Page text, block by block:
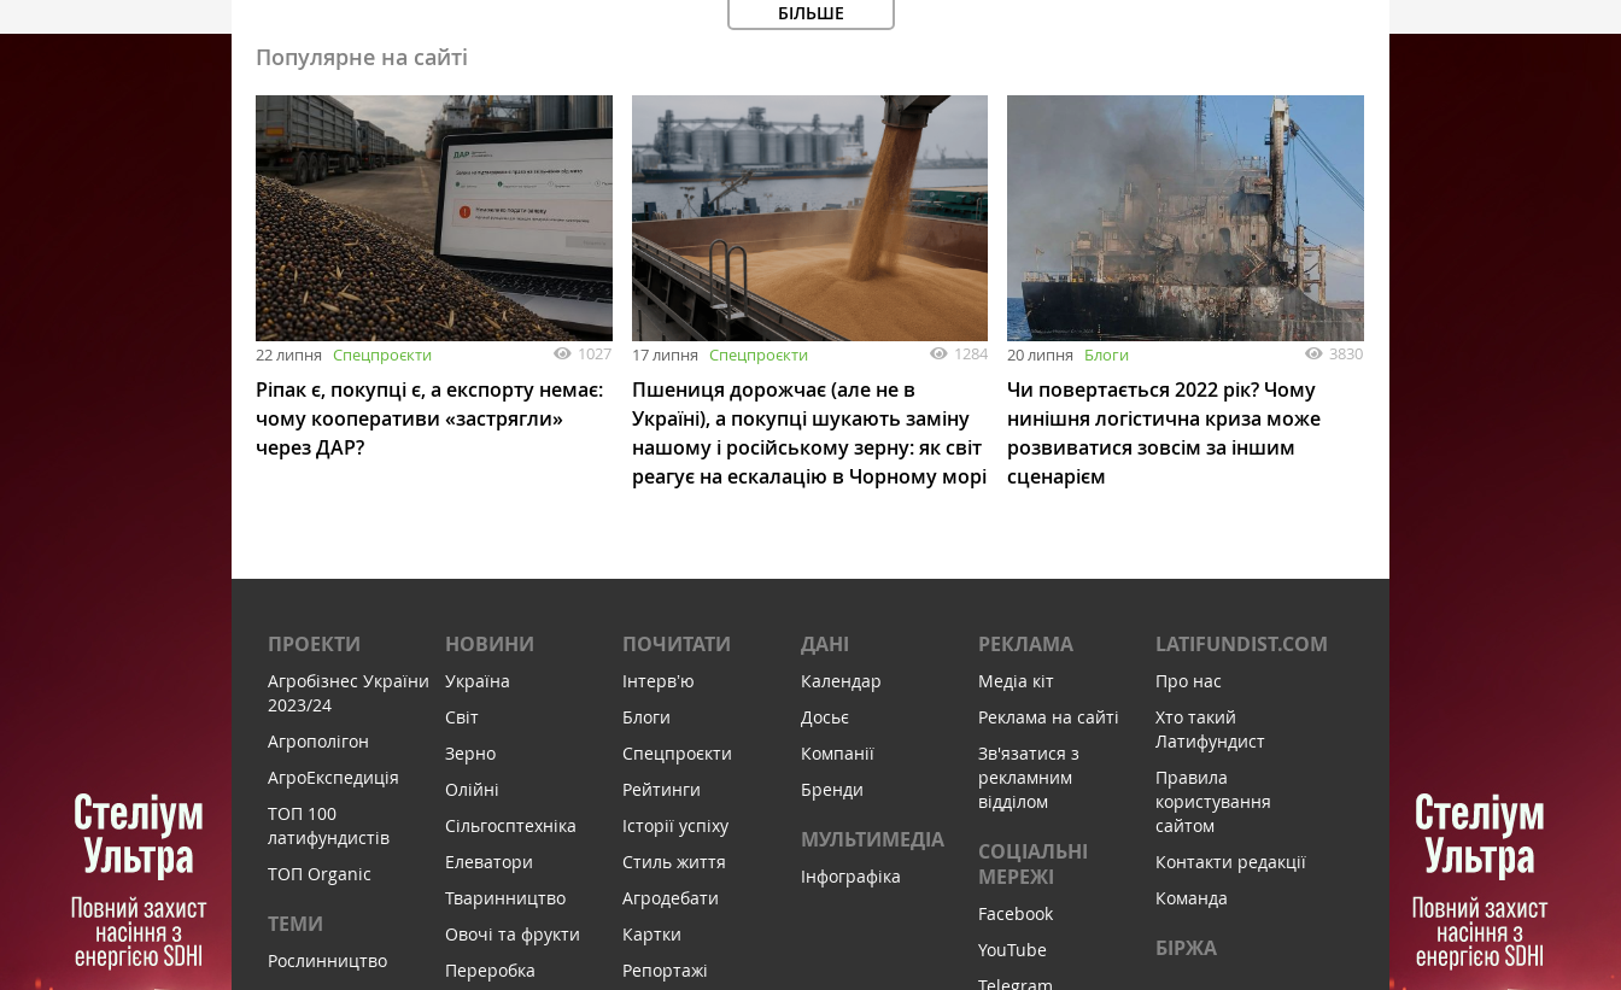
БІЛЬШЕ
Популярне на сайті
22 липня Спецпроєкти 1027
Ріпак є, покупці є, а експорту немає:
чому кооперативи «застрягли»
через ДАР?
17 липня Спецпроєкти 1284
Пшениця дорожчає (але не в
Україні), а покупці шукають заміну
нашому і російському зерну: як світ
реагує на ескалацію в Чорному морі
20 липня Блоги 3830
Чи повертається 2022 рік? Чому
нинішня логістична криза може
розвиватися зовсім за іншим
сценарієм
ПРОЕКТИ
Агробізнес України
2023/24
Агрополігон
АгроЕкспедиція
ТОП 100
латифундистів
ТОП Organic
ТЕМИ
Рослинництво
НОВИНИ
Україна
Світ
Зерно
Олійні
Сільгосптехніка
Елеватори
Тваринництво
Овочі та фрукти
Переробка
ПОЧИТАТИ
Інтервʼю
Блоги
Спецпроєкти
Рейтинги
Історії успіху
Стиль життя
Агродебати
Картки
Репортажі
ДАНІ
Календар
Досьє
Компанії
Бренди
МУЛЬТИМЕДІА
Інфографіка
РЕКЛАМА
Медіа кіт
Реклама на сайті
Зв'язатися з
рекламним
відділом
СОЦІАЛЬНІ
МЕРЕЖІ
Facebook
YouTube
LATIFUNDIST.COM
Про нас
Хто такий
Латифундист
Правила
користування
сайтом
Контакти редакції
Команда
БІРЖА